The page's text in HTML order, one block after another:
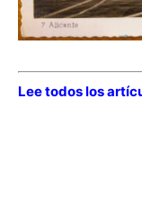
Lee todos los